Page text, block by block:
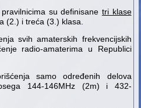
su definisane tri klase
(2.) i treća (3.) klasa.
svih amaterskih frekvencijskih
radio-amaterima u Republici
samo određenih delova
144-146MHz (2m) i 432-